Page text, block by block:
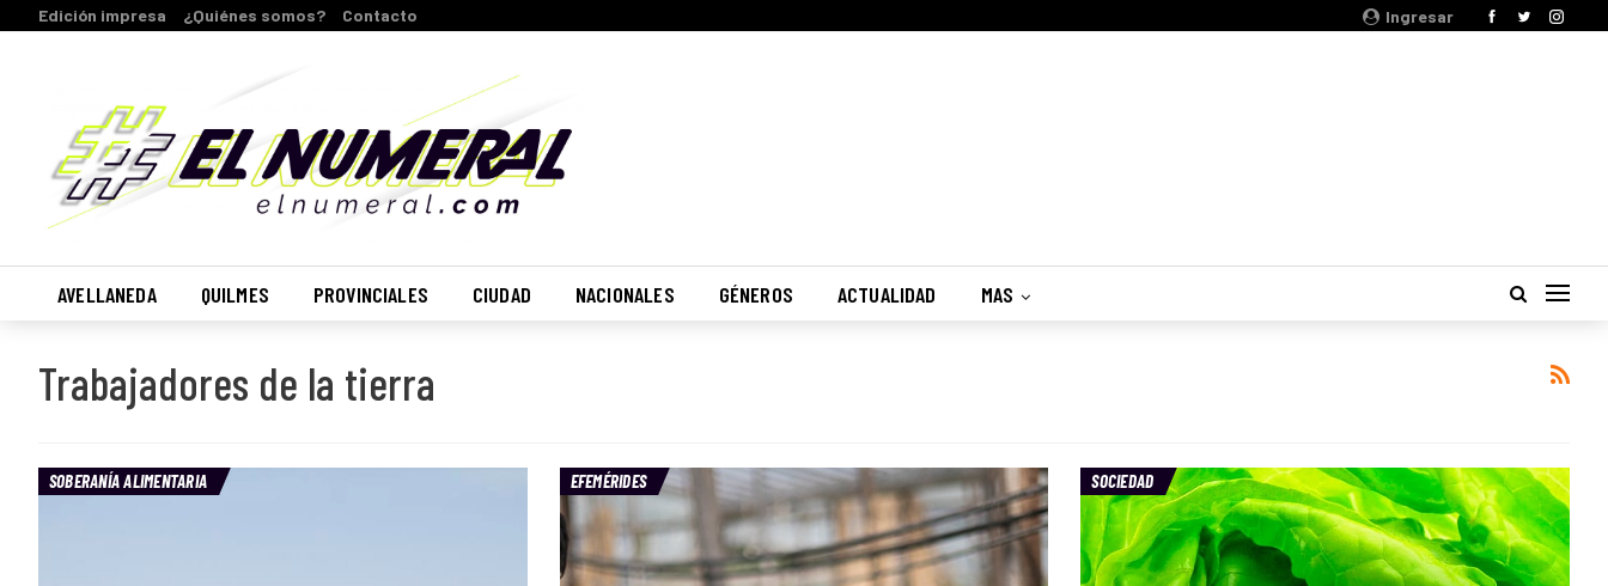
Ingresar
Edición impresa ¿Quiénes somos? Contacto
AVELLANEDA QUILMES PROVINCIALES CIUDAD NACIONALES GÉNEROS ACTUALIDAD MAS
Trabajadores de la tierra
SOBERANÍA ALIMENTARIA EFEMÉRIDES SOCIEDAD